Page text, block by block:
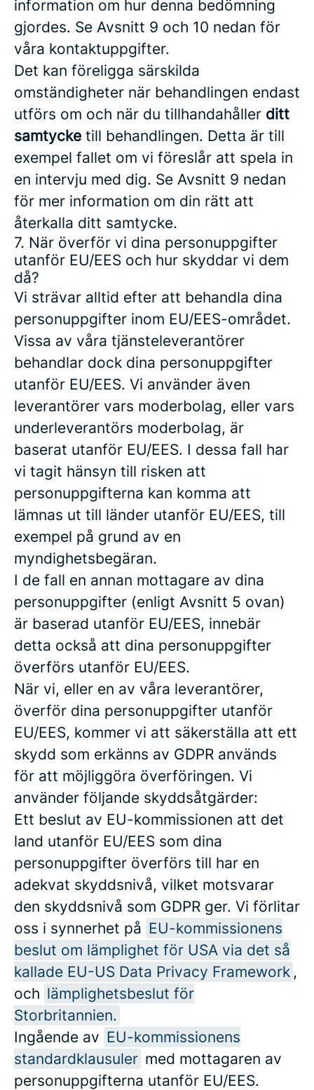
information om hur denna bedömning
gjordes. Se Avsnitt 9 och 10 nedan för
våra kontaktuppgifter.
Det kan föreligga särskilda
omständigheter när behandlingen endast
utförs om och när du tillhandahåller ditt
samtycke till behandlingen. Detta är till
exempel fallet om vi föreslår att spela in
en intervju med dig. Se Avsnitt 9 nedan
för mer information om din rätt att
återkalla ditt samtycke.
7. När överför vi dina personuppgifter
utanför EU/EES och hur skyddar vi dem
då?
Vi strävar alltid efter att behandla dina
personuppgifter inom EU/EES-området.
Vissa av våra tjänsteleverantörer
behandlar dock dina personuppgifter
utanför EU/EES. Vi använder även
leverantörer vars moderbolag, eller vars
underleverantörs moderbolag, är
baserat utanför EU/EES. I dessa fall har
vi tagit hänsyn till risken att
personuppgifterna kan komma att
lämnas ut till länder utanför EU/EES, till
exempel på grund av en
myndighetsbegäran.
I de fall en annan mottagare av dina
personuppgifter (enligt Avsnitt 5 ovan)
är baserad utanför EU/EES, innebär
detta också att dina personuppgifter
överförs utanför EU/EES.
När vi, eller en av våra leverantörer,
överför dina personuppgifter utanför
EU/EES, kommer vi att säkerställa att ett
skydd som erkänns av GDPR används
för att möjliggöra överföringen. Vi
använder följande skyddsåtgärder:
Ett beslut av EU-kommissionen att det
land utanför EU/EES som dina
personuppgifter överförs till har en
adekvat skyddsnivå, vilket motsvarar
den skyddsnivå som GDPR ger. Vi förlitar
oss i synnerhet på EU-kommissionens
beslut om lämplighet för USA via det så
kallade EU-US Data Privacy Framework ,
och lämplighetsbeslut för
Storbritannien.
Ingående av EU-kommissionens
standardklausuler med mottagaren av
personuppgifterna utanför EU/EES.